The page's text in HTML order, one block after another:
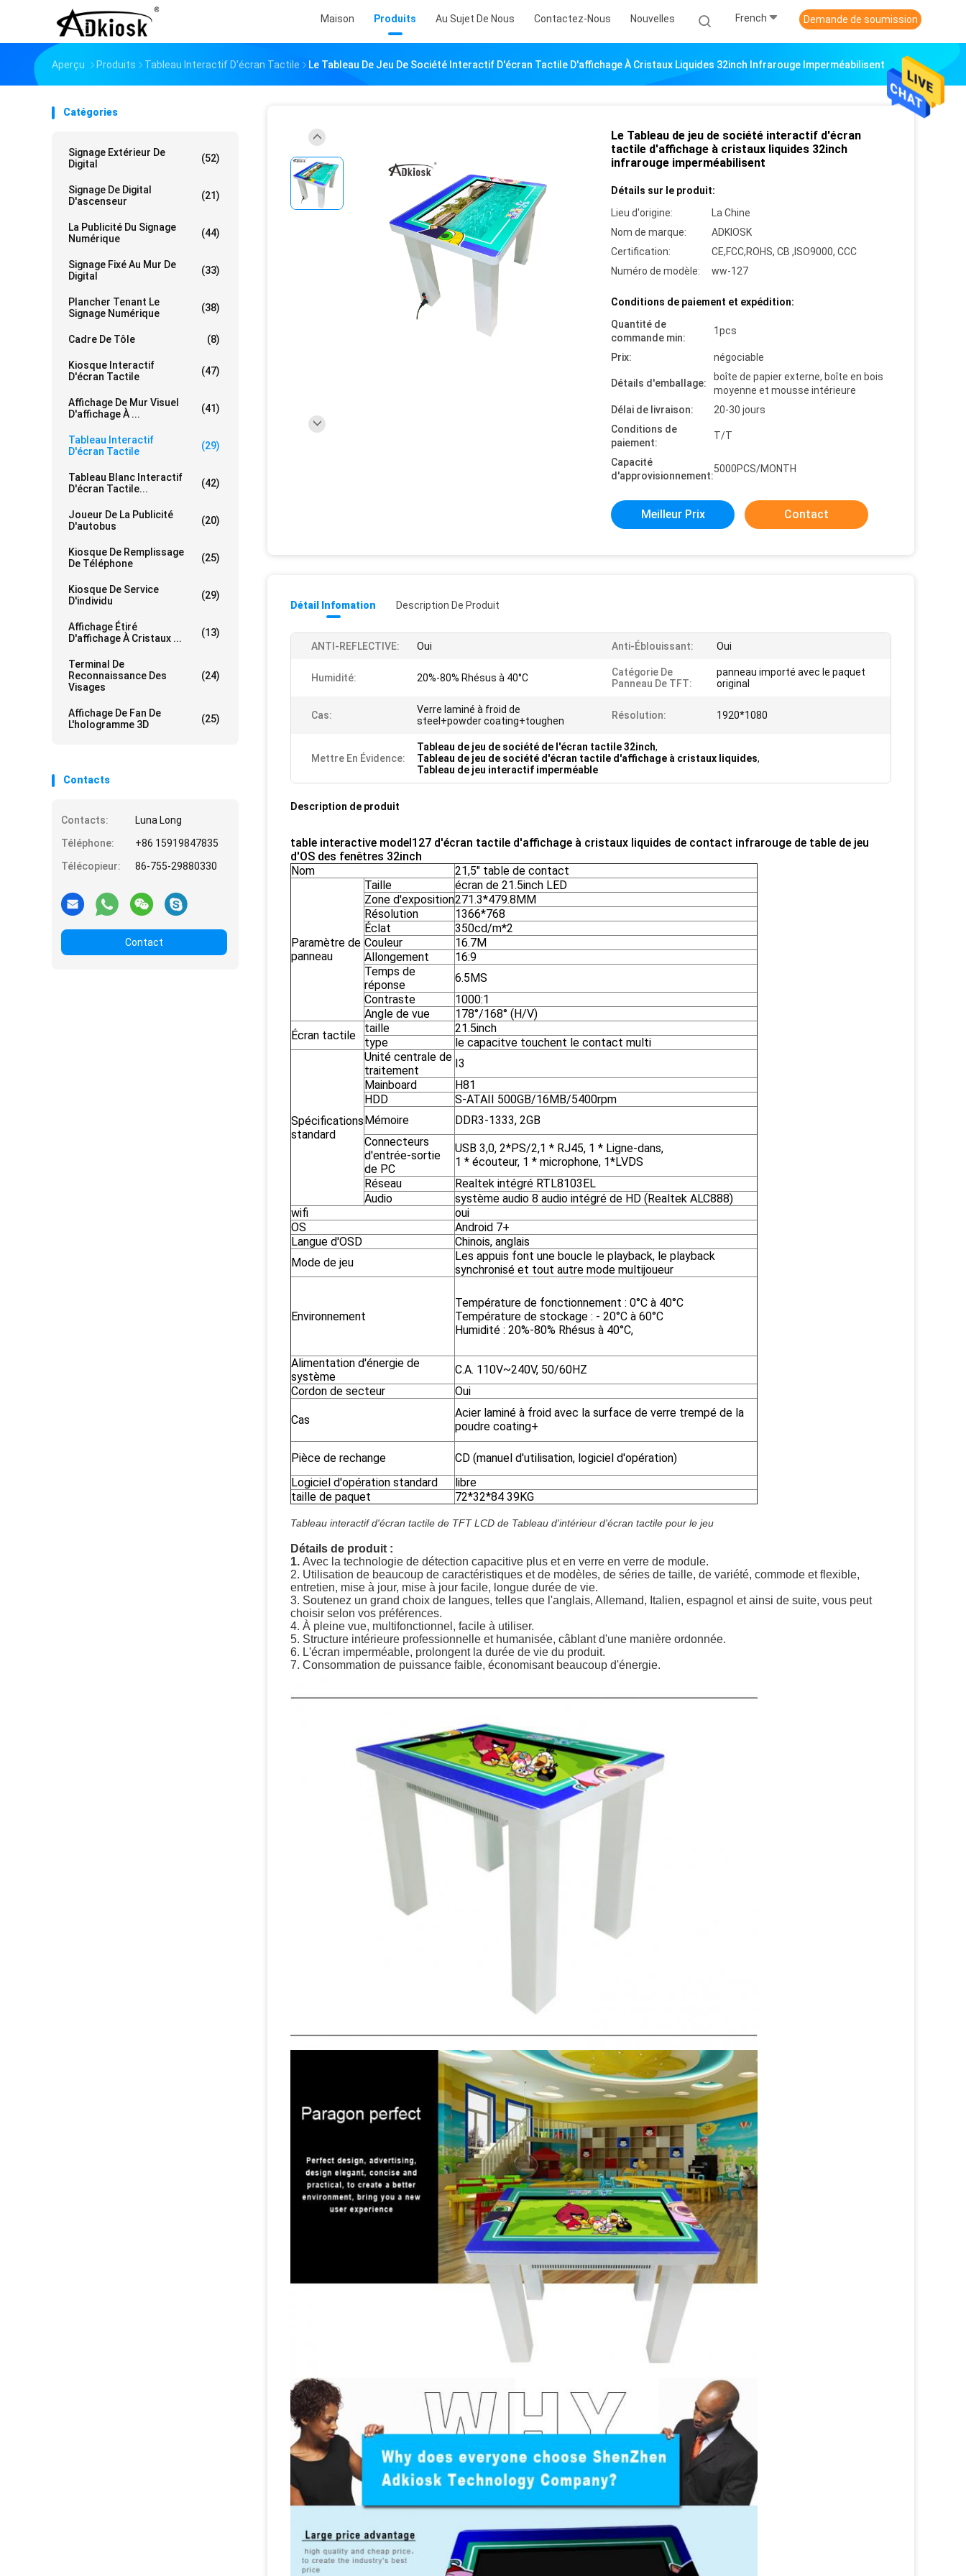
Maison Produits Au Sujet De Nous Contactez-Nous Nouvelles French Demande de soumission
Aperçu Produits Tableau Interactif D'écran Tactile Le Tableau De Jeu De Société Interactif D'écran Tactile D'affichage À Cristaux Liquides 32inch Infrarouge Imperméabilisent
Catégories
Signage Extérieur De
Digital
(52)
Signage De Digital
D'ascenseur
(21)
La Publicité Du Signage
Numérique
(44)
Signage Fixé Au Mur De
Digital
(33)
Plancher Tenant Le
Signage Numérique
(38)
Cadre De Tôle (8)
Kiosque Interactif
D'écran Tactile
(47)
Affichage De Mur Visuel
D'affichage À ...
(41)
Tableau Interactif
D'écran Tactile
(29)
Tableau Blanc Interactif
D'écran Tactile...
(42)
Joueur De La Publicité
D'autobus
(20)
Kiosque De Remplissage
De Téléphone
(25)
Kiosque De Service
D'individu
(29)
Affichage Étiré
D'affichage À Cristaux ...
(13)
Terminal De
Reconnaissance Des
Visages
(24)
Affichage De Fan De
L'hologramme 3D
(25)
Contacts
Contacts:
Luna Long
Téléphone:
+86 15919847835
Télécopieur:
86-755-29880330
Contact
Le Tableau de jeu de société interactif d'écran
tactile d'affichage à cristaux liquides 32inch
infrarouge imperméabilisent
Détails sur le produit:
Lieu d'origine:
La Chine
Nom de marque:
ADKIOSK
Certification:
CE,FCC,ROHS, CB ,ISO9000, CCC
Numéro de modèle:
ww-127
Conditions de paiement et expédition:
Quantité de
commande min:
1pcs
Prix: négociable
Détails d'emballage:
boîte de papier externe, boîte en bois
moyenne et mousse intérieure
Délai de livraison:
20-30 jours
Conditions de
paiement:
T/T
Capacité
d'approvisionnement:
5000PCS/MONTH
Meilleur Prix Contact
Détail Infomation Description De Produit
ANTI-REFLECTIVE: Oui Anti-Éblouissant: Oui
Humidité: 20%-80% Rhésus à 40°C
Catégorie De
Panneau De TFT:
panneau importé avec le paquet
original
Cas:
Verre laminé à froid de
steel+powder coating+toughen
Résolution: 1920*1080
Mettre En Évidence:
Tableau de jeu de société de l'écran tactile 32inch,
Tableau de jeu de société d'écran tactile d'affichage à cristaux liquides,
Tableau de jeu interactif imperméable
Description de produit
table interactive model127 d'écran tactile d'affichage à cristaux liquides de contact infrarouge de table de jeu
d'OS des fenêtres 32inch
Nom
21,5" table de contact
Paramètre de
panneau
Taille
écran de 21.5inch LED
Zone d'exposition271.3*479.8MM
Résolution
1366*768
Éclat
350cd/m*2
Couleur
16.7M
Allongement
16:9
Temps de
réponse
6.5MS
Contraste
1000:1
Angle de vue
178°/168° (H/V)
Écran tactile
taille
21.5inch
type
le capacitve touchent le contact multi
Spécifications
standard
Unité centrale de
traitement
I3
Mainboard
H81
HDD
S-ATAII 500GB/16MB/5400rpm
Mémoire
DDR3-1333, 2GB
Connecteurs
d'entrée-sortie
de PC
USB 3,0, 2*PS/2,1 * RJ45, 1 * Ligne-dans,
1 * écouteur, 1 * microphone, 1*LVDS
Réseau
Realtek intégré RTL8103EL
Audio
système audio 8 audio intégré de HD (Realtek ALC888)
wifi
oui
OS
Android 7+
Langue d'OSD
Chinois, anglais
Mode de jeu
Les appuis font une boucle le playback, le playback
synchronisé et tout autre mode multijoueur
Environnement
Température de fonctionnement : 0°C à 40°C
Température de stockage : - 20°C à 60°C
Humidité : 20%-80% Rhésus à 40°C,
Alimentation d'énergie de
système
C.A. 110V~240V, 50/60HZ
Cordon de secteur
Oui
Cas
Acier laminé à froid avec la surface de verre trempé de la
poudre coating+
Pièce de rechange
CD (manuel d'utilisation, logiciel d'opération)
Logiciel d'opération standard
libre
taille de paquet
72*32*84 39KG
Tableau interactif d'écran tactile de TFT LCD de Tableau d'intérieur d'écran tactile pour le jeu
Détails de produit :
1. Avec la technologie de détection capacitive plus et en verre en verre de module.
2. Utilisation de beaucoup de caractéristiques et de modèles, de séries de taille, de variété, commode et flexible,
entretien, mise à jour, mise à jour facile, longue durée de vie.
3. Soutenez un grand choix de langues, telles que l'anglais, Allemand, Italien, espagnol et ainsi de suite, vous peut
choisir selon vos préférences.
4. À pleine vue, multifonctionnel, facile à utiliser.
5. Structure intérieure professionnelle et humanisée, câblant d'une manière ordonnée.
6. L'écran imperméable, prolongent la durée de vie du produit.
7. Consommation de puissance faible, économisant beaucoup d'énergie.